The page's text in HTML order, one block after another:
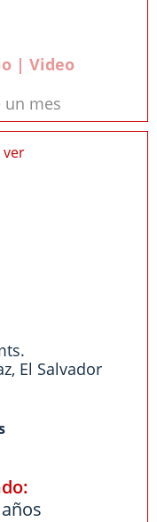
| Video
un mes
, El Salvador